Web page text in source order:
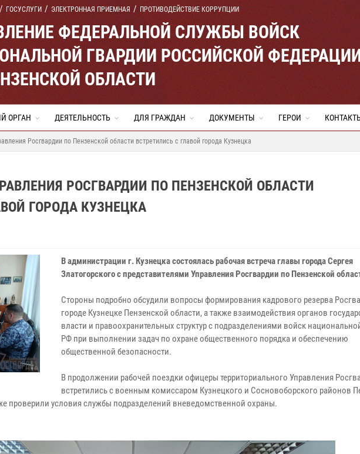
ГОСУСЛУГИ ЭЛЕКТРОННАЯ ПРИЕМНАЯ ПРОТИВОДЕЙСТВИЕ КОРРУПЦИИ
ФЕДЕРАЛЬНОЙ СЛУЖБЫ ВОЙСК
ГВАРДИИ РОССИЙСКОЙ
ОБЛАСТИ
ОРГАН ДЕЯТЕЛЬНОСТЬ ДЛЯ ГРАЖДАН ДОКУМЕНТЫ ГЕРОИ
Росгвардии по Пензенской области встретились с главой города Кузнецка
РОСГВАРДИИ ПО ПЕНЗЕНСКОЙ ОБЛАСТИ
ГОРОДА КУЗНЕЦКА
В администрации г. Кузнецка состоялась рабочая встреча главы города Сергея
Златогорского с представителями Управления Росгвардии по Пензенской
Стороны подробно обсудили вопросы формирования кадрового резерва
городе Кузнецке Пензенской области, а также взаимодействия органов
власти и правоохранительных структур с подразделениями войск
РФ при выполнении задач по охране общественного порядка и обеспечению
общественной безопасности.
В продолжении рабочей поездки офицеры территориального Управления
встретились с военным комиссаром Кузнецкого и Сосновоборского районов
проверили условия службы подразделений вневедомственной охраны.